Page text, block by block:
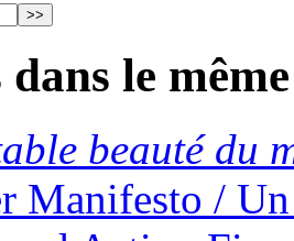
le
beauté du
Manifesto /